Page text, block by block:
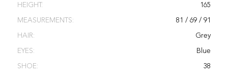
HEIGHT: 165
MEASUREMENTS: 81 / 69 / 91
HAIR: Grey
EYES: Blue
SHOE: 38